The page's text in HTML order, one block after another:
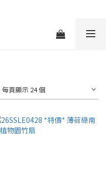
每頁顯示 24 個